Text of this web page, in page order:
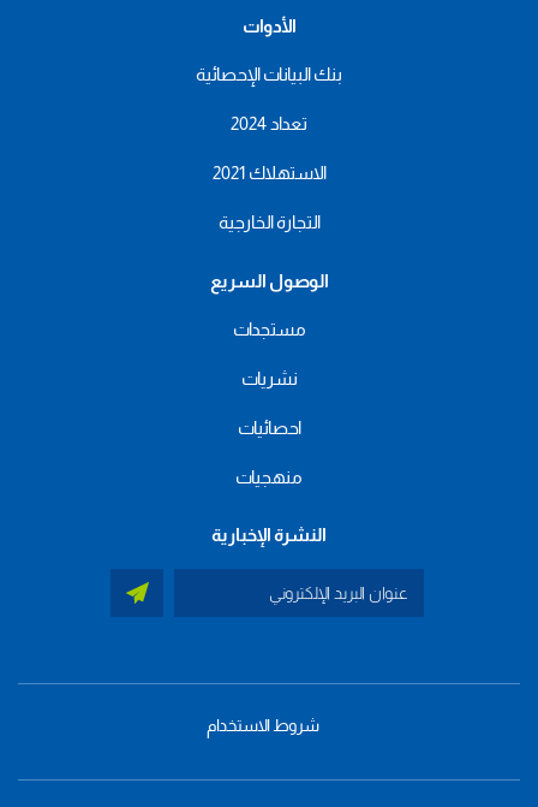
الأدوات
بنك البيانات الإحصائية
تعداد 2024
الاستهلاك 2021
التجارة الخارجية
الوصول السريع
مستجدات
نشريات
احصائيات
منهجيات
النشرة الإخبارية
footer
شروط الاستخدام